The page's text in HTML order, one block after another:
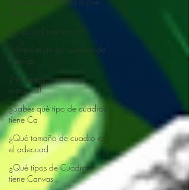
altitud de
¿Tú pared esta vacía?
¿Ventajas de los cuadros de
Canvas
¡Nos adaptamos a tus
espacios!
¿Sabes qué tipo de cuadros
tiene Ca
¿Qué tamaño de cuadro es
el adecuad
¿Qué tipos de Cuadros
tiene Canvas